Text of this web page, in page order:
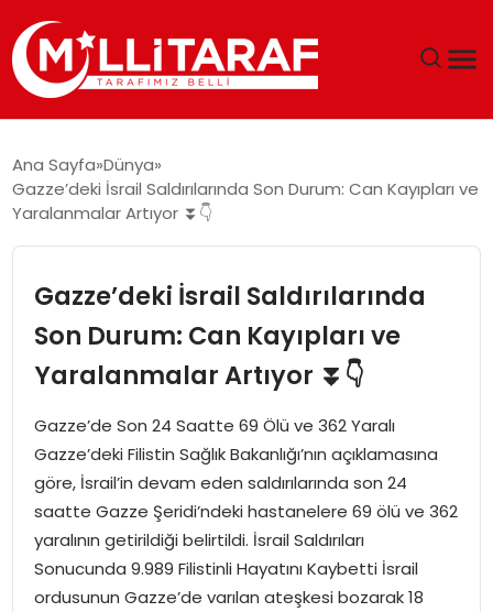
ÖZEL SAYFALAR
SPOR
SIYASET
MAGAZIN
Ana Sayfa Dünya
Gazze’deki İsrail Saldırılarında Son Durum: Can Kayıpları ve
Yaralanmalar Artıyor ⏬👇
Gazze’deki İsrail Saldırılarında
Son Durum: Can Kayıpları ve
Yaralanmalar Artıyor ⏬👇
Gazze’de Son 24 Saatte 69 Ölü ve 362 Yaralı
Gazze’deki Filistin Sağlık Bakanlığı’nın açıklamasına
göre, İsrail’in devam eden saldırılarında son 24
saatte Gazze Şeridi’ndeki hastanelere 69 ölü ve 362
yaralının getirildiği belirtildi. İsrail Saldırıları
Sonucunda 9.989 Filistinli Hayatını Kaybetti İsrail
ordusunun Gazze’de varılan ateşkesi bozarak 18